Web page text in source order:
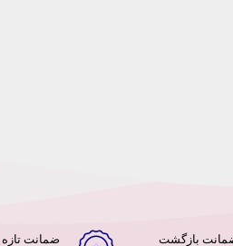
ضمانت تازه